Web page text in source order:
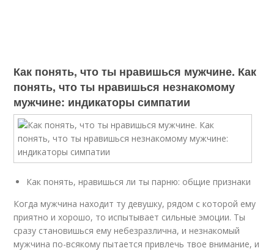
Как понять, что ты нравишься мужчине. Как
понять, что ты нравишься незнакомому
мужчине: индикаторы симпатии
Как понять, нравишься ли ты парню: общие признаки
Когда мужчина находит ту девушку, рядом с которой ему
приятно и хорошо, то испытывает сильные эмоции. Ты
сразу становишься ему небезразлична, и незнакомый
мужчина по-всякому пытается привлечь твое внимание, и